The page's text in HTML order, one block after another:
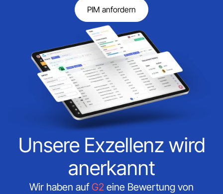
PIM anfordern
Unsere Exzellenz wird
anerkannt
Wir haben aufG2eine Bewertung von